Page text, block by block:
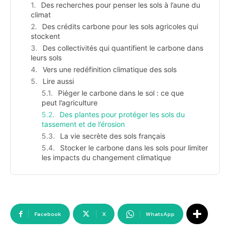
Des recherches pour penser les sols à l’aune du
climat
Des crédits carbone pour les sols agricoles qui
stockent
Des collectivités qui quantifient le carbone dans
leurs sols
Vers une redéfinition climatique des sols
Lire aussi
Piéger le carbone dans le sol : ce que
peut l’agriculture
Des plantes pour protéger les sols du
tassement et de l’érosion
La vie secrète des sols français
Stocker le carbone dans les sols pour limiter
les impacts du changement climatique
Facebook X WhatsApp